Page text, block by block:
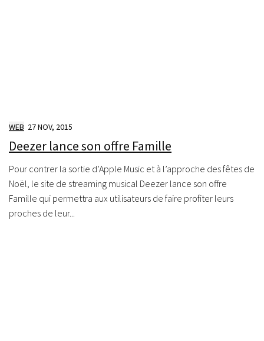
WEB 27 NOV, 2015
Deezer lance son offre Famille
Pour contrer la sortie d’Apple Music et à l’approche des fêtes de
Noël, le site de streaming musical Deezer lance son offre
Famille qui permettra aux utilisateurs de faire profiter leurs
proches de leur...